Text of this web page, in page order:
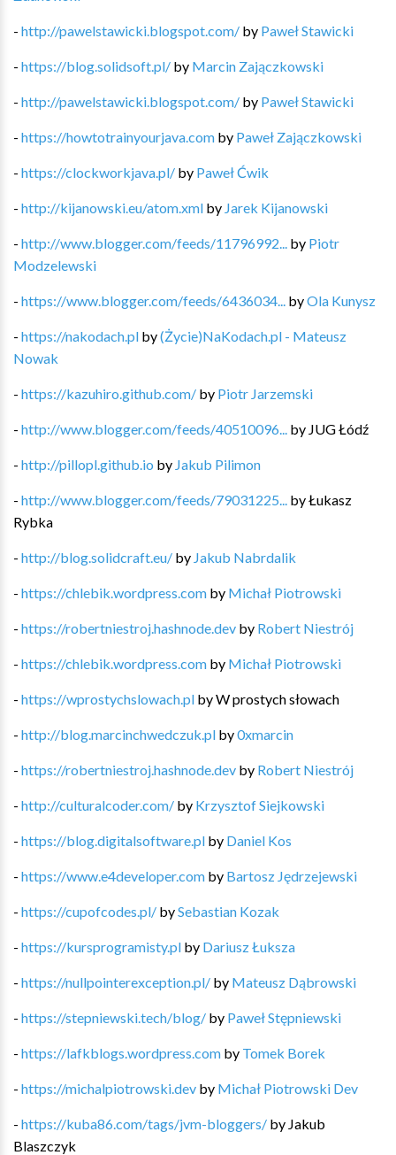
- http://pawelstawicki.blogspot.com/ by Paweł Stawicki
- https://blog.solidsoft.pl/ by Marcin Zajączkowski
- http://pawelstawicki.blogspot.com/ by Paweł Stawicki
- https://howtotrainyourjava.com by Paweł Zajączkowski
- https://clockworkjava.pl/ by Paweł Ćwik
- http://kijanowski.eu/atom.xml by Jarek Kijanowski
- http://www.blogger.com/feeds/11796992... by Piotr
Modzelewski
- https://www.blogger.com/feeds/6436034... byOla Kunysz
- https://nakodach.pl by(Życie)NaKodach.pl - Mateusz
Nowak
- https://kazuhiro.github.com/ by Piotr Jarzemski
- http://www.blogger.com/feeds/40510096... by JUG Łódź
- http://pillopl.github.io by Jakub Pilimon
- http://www.blogger.com/feeds/79031225... byŁukasz
Rybka
- http://blog.solidcraft.eu/ by Jakub Nabrdalik
- https://chlebik.wordpress.com by Michał Piotrowski
- https://robertniestroj.hashnode.dev by Robert Niestrój
- https://chlebik.wordpress.com by Michał Piotrowski
- https://wprostychslowach.pl byW prostych słowach
- http://blog.marcinchwedczuk.pl by0xmarcin
- https://robertniestroj.hashnode.dev by Robert Niestrój
- http://culturalcoder.com/ by Krzysztof Siejkowski
- https://blog.digitalsoftware.pl by Daniel Kos
- https://www.e4developer.com by Bartosz Jędrzejewski
- https://cupofcodes.pl/ bySebastian Kozak
- https://kursprogramisty.pl by Dariusz Łuksza
- https://nullpointerexception.pl/ by Mateusz Dąbrowski
- https://stepniewski.tech/blog/ by Paweł Stępniewski
- https://lafkblogs.wordpress.com by Tomek Borek
- https://michalpiotrowski.dev by Michał Piotrowski Dev
- https://kuba86.com/tags/jvm-bloggers/ by Jakub
Blaszczyk